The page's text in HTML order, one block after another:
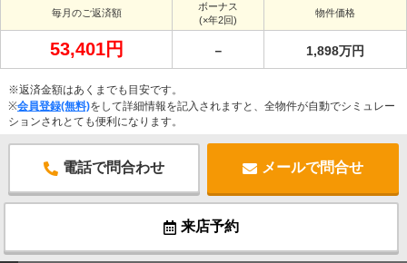
毎月のご返済額
ボーナス
(×年2回)
物件価格
53,401円 － 1,898万円
※返済金額はあくまでも目安です。
※会員登録(無料)をして詳細情報を記入されますと、全物件が自動でシミュレー
ションされとても便利になります。
電話で問合わせ メールで問合せ
来店予約